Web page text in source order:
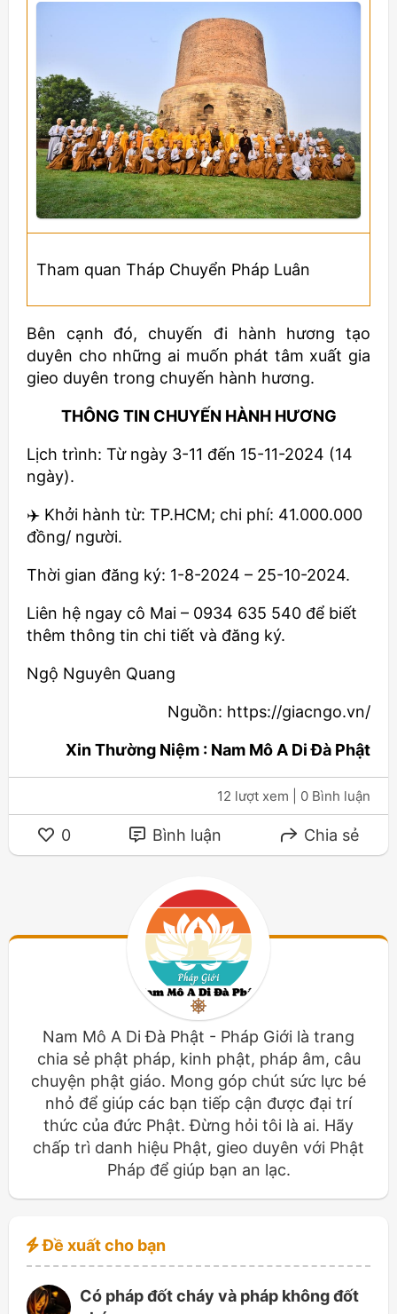
Tham quan Tháp Chuyển Pháp Luân
Bên cạnh đó, chuyến đi hành hương tạo
duyên cho những ai muốn phát tâm xuất gia
gieo duyên trong chuyến hành hương.
THÔNG TIN CHUYẾN HÀNH HƯƠNG
Lịch trình: Từ ngày 3-11 đến 15-11-2024 (14
ngày).
✈️ Khởi hành từ: TP.HCM; chi phí: 41.000.000
đồng/ người.
Thời gian đăng ký: 1-8-2024 – 25-10-2024.
Liên hệ ngay cô Mai – 0934 635 540 để biết
thêm thông tin chi tiết và đăng ký.
Ngộ Nguyên Quang
Nguồn: https://giacngo.vn/
Xin Thường Niệm : Nam Mô A Di Đà Phật
12 lượt xem | 0 Bình luận
0 Bình luận Chia sẻ
Nam Mô A Di Đà Phật - Pháp Giới là trang
chia sẻ phật pháp, kinh phật, pháp âm, câu
chuyện phật giáo. Mong góp chút sức lực bé
nhỏ để giúp các bạn tiếp cận được đại trí
thức của đức Phật. Đừng hỏi tôi là ai. Hãy
chấp trì danh hiệu Phật, gieo duyên với Phật
Pháp để giúp bạn an lạc.
Đề xuất cho bạn
Có pháp đốt cháy và pháp không đốt